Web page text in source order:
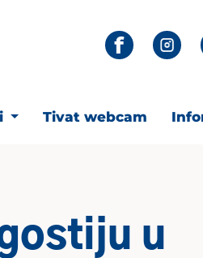
Tivat webcam
u